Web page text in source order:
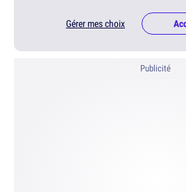
Gérer mes choix
Publicité